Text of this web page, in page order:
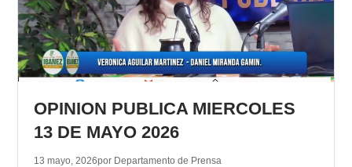
OPINION PUBLICA MIERCOLES
13 DE MAYO 2026
13 mayo, 2026por Departamento de Prensa